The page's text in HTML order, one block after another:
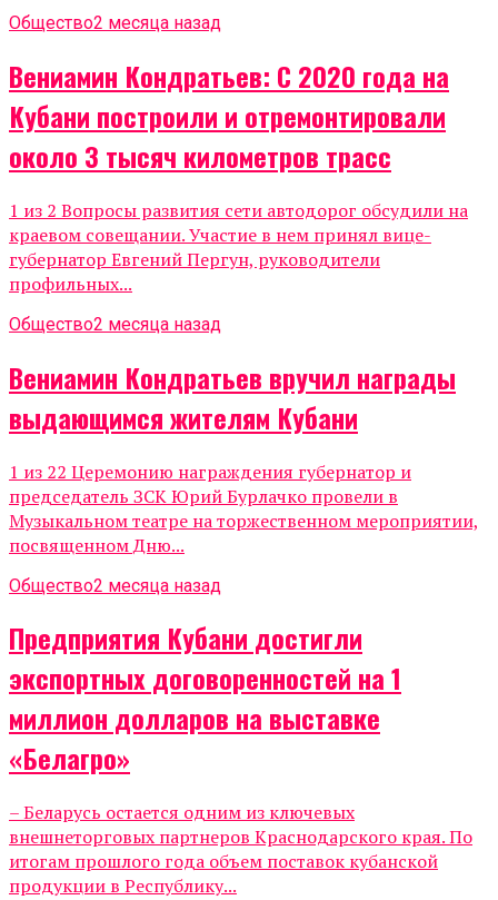
Общество2 месяца назад
Вениамин Кондратьев: С 2020 года на
Кубани построили и отремонтировали
около 3 тысяч километров трасс
1 из 2 Вопросы развития сети автодорог обсудили на
краевом совещании. Участие в нем принял вице-
губернатор Евгений Пергун, руководители
профильных...
Общество2 месяца назад
Вениамин Кондратьев вручил награды
выдающимся жителям Кубани
1 из 22 Церемонию награждения губернатор и
председатель ЗСК Юрий Бурлачко провели в
Музыкальном театре на торжественном мероприятии,
посвященном Дню...
Общество2 месяца назад
Предприятия Кубани достигли
экспортных договоренностей на 1
миллион долларов на выставке
«Белагро»
– Беларусь остается одним из ключевых
внешнеторговых партнеров Краснодарского края. По
итогам прошлого года объем поставок кубанской
продукции в Республику...